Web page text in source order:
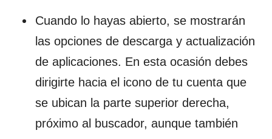
Cuando lo hayas abierto, se mostrarán
las opciones de descarga y actualización
de aplicaciones. En esta ocasión debes
dirigirte hacia el icono de tu cuenta que
se ubican la parte superior derecha,
próximo al buscador, aunque también